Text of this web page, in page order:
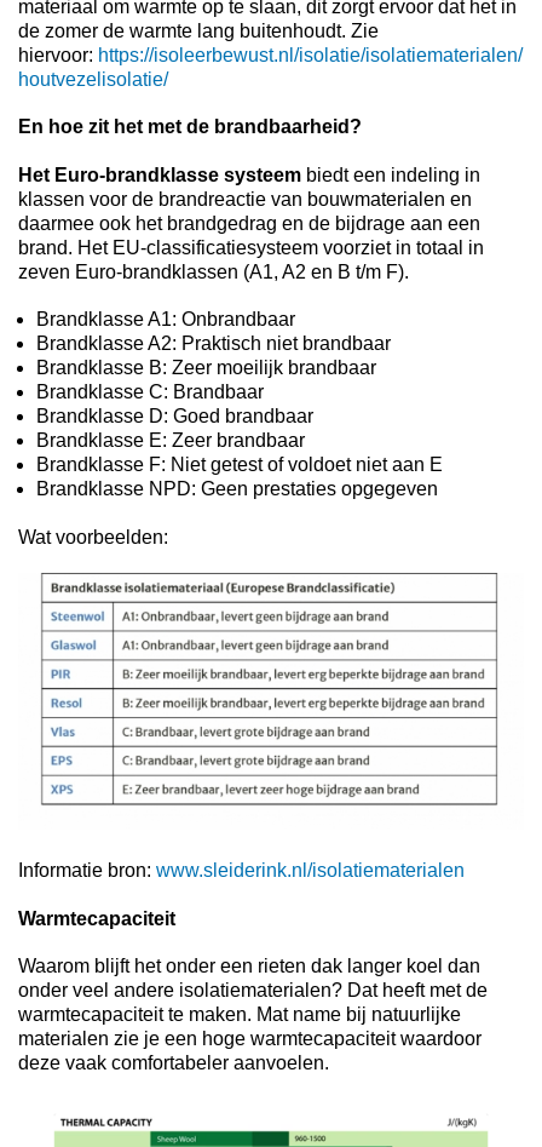
materiaal om warmte op te slaan, dit zorgt ervoor dat het in
de zomer de warmte lang buitenhoudt. Zie
hiervoor: https://isoleerbewust.nl/isolatie/isolatiematerialen/
houtvezelisolatie/
En hoe zit het met de brandbaarheid?
Het Euro-brandklasse systeem biedt een indeling in
klassen voor de brandreactie van bouwmaterialen en
daarmee ook het brandgedrag en de bijdrage aan een
brand. Het EU-classificatiesysteem voorziet in totaal in
zeven Euro-brandklassen (A1, A2 en B t/m F).
Brandklasse A1: Onbrandbaar
Brandklasse A2: Praktisch niet brandbaar
Brandklasse B: Zeer moeilijk brandbaar
Brandklasse C: Brandbaar
Brandklasse D: Goed brandbaar
Brandklasse E: Zeer brandbaar
Brandklasse F: Niet getest of voldoet niet aan E
Brandklasse NPD: Geen prestaties opgegeven
Wat voorbeelden:
Informatie bron: www.sleiderink.nl/isolatiematerialen
Warmtecapaciteit
Waarom blijft het onder een rieten dak langer koel dan
onder veel andere isolatiematerialen? Dat heeft met de
warmtecapaciteit te maken. Mat name bij natuurlijke
materialen zie je een hoge warmtecapaciteit waardoor
deze vaak comfortabeler aanvoelen.